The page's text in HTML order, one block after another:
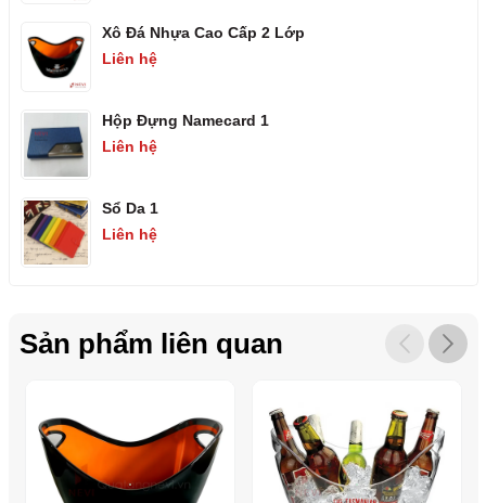
vuông, xô đá chữ nhật, xô đá trái tim.....Thiết kế tinh tế, bắt mắt giúp
sản phẩm vừa tiện dụng vừa đóng vai trò như một vật trang trí nổi
bật trên bàn tiệc hoặc quầy bar.
Xô Đá Nhựa Cao Cấp 2 Lớp
Liên hệ
Hộp Đựng Namecard 1
Liên hệ
Sổ Da 1
Liên hệ
Sản phẩm liên quan